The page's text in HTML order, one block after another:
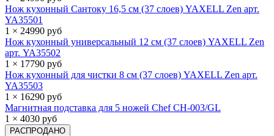
Нож кухонный Сантоку 16,5 см (37 слоев) YAXELL Zen арт.
YA35501
1 × 24990 руб
Нож кухонный универсальный 12 см (37 слоев) YAXELL Zen
арт. YA35502
1 × 17790 руб
Нож кухонный для чистки 8 см (37 слоев) YAXELL Zen арт.
YA35503
1 × 16290 руб
Магнитная подставка для 5 ножей Chef CH-003/GL
1 × 4030 руб
РАСПРОДАНО